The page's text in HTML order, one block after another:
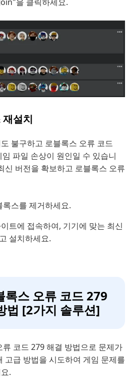
설치
불구하고 로블록스 오류 코드
파일 손상이 원인일 수 있습니
신 버전을 확보하고 로블록스 오류
스를 제거하세요.
트에 접속하여, 기기에 맞는 최신
설치하세요.
록스 오류 코드 279
법 [2가지 솔루션]
코드 279 해결 방법으로 문제가
고급 방법을 시도하여 게임 문제를
.